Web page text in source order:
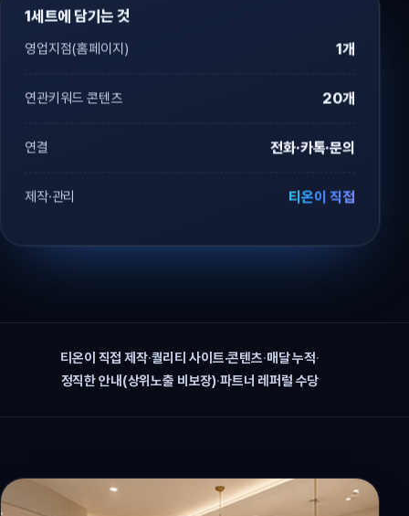
1세트에 담기는 것
영업지점(홈페이지) 1개
연관키워드 콘텐츠 20개
연결 전화·카톡·문의
제작·관리 티온이 직접
티온이 직접 제작·퀄리티 사이트·콘텐츠·매달 누적·
정직한 안내(상위노출 비보장)·파트너 레퍼럴 수당